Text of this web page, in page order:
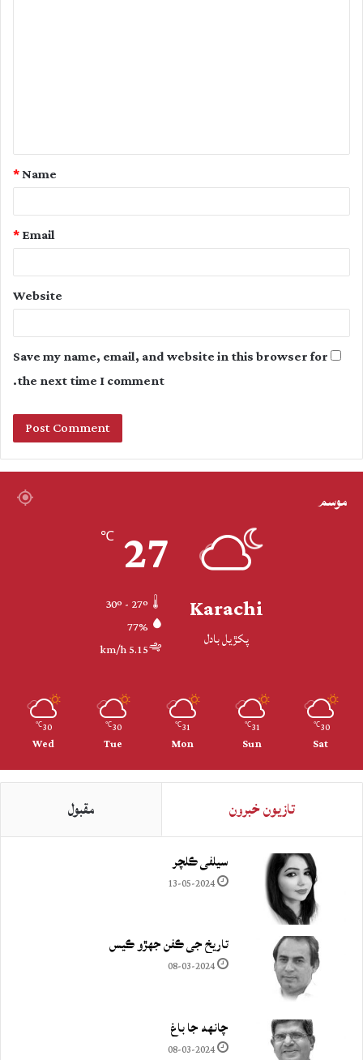
t
Name
*
Email
*
Website
Save my name, email, and website in this browser for
the next time I comment.
موسم
Karachi
پکڙيل بادل
27
℃
77%
5.15 km/h
30
℃
Sat
31
℃
Sun
31
℃
Mon
30
℃
Tue
30
℃
Wed
تازيون خبرون مقبول
سيلفي ڪلچر
13-05-2024
تاريخ جي ڪفن جھڙو ڪيس
08-03-2024
چانهه جا باغ
08-03-2024